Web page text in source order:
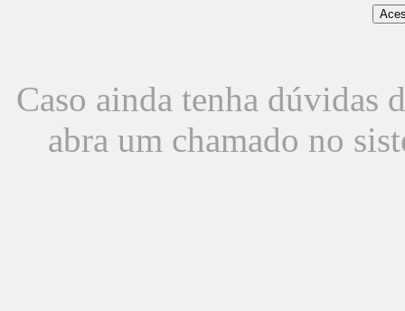
Caso ainda tenha dúvidas
abra um chamado no